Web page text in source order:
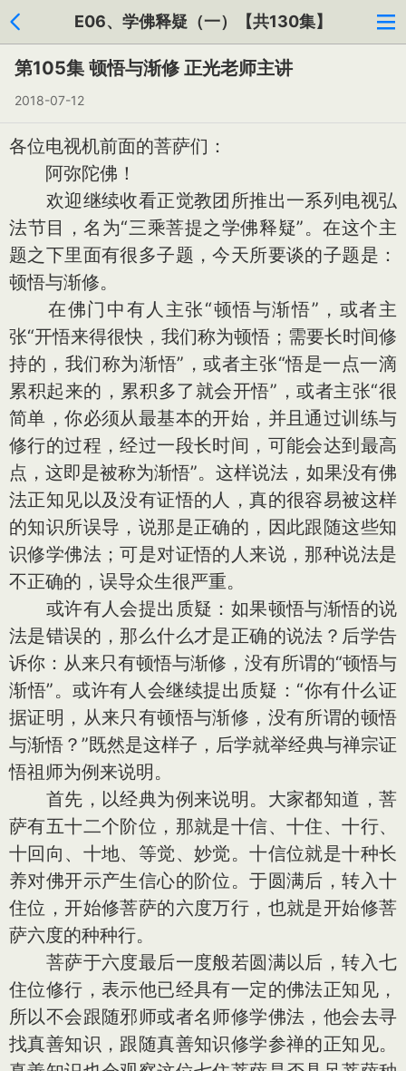
E06、学佛释疑（一）【共130集】
第105集 顿悟与渐修 正光老师主讲
2018-07-12
各位电视机前面的菩萨们：
阿弥陀佛！
欢迎继续收看正觉教团所推出一系列电视弘
法节目，名为“三乘菩提之学佛释疑”。在这个主
题之下里面有很多子题，今天所要谈的子题是：
顿悟与渐修。
在佛门中有人主张“顿悟与渐悟”，或者主
张“开悟来得很快，我们称为顿悟；需要长时间修
持的，我们称为渐悟”，或者主张“悟是一点一滴
累积起来的，累积多了就会开悟”，或者主张“很
简单，你必须从最基本的开始，并且通过训练与
修行的过程，经过一段长时间，可能会达到最高
点，这即是被称为渐悟”。这样说法，如果没有佛
法正知见以及没有证悟的人，真的很容易被这样
的知识所误导，说那是正确的，因此跟随这些知
识修学佛法；可是对证悟的人来说，那种说法是
不正确的，误导众生很严重。
或许有人会提出质疑：如果顿悟与渐悟的说
法是错误的，那么什么才是正确的说法？后学告
诉你：从来只有顿悟与渐修，没有所谓的“顿悟与
渐悟”。或许有人会继续提出质疑：“你有什么证
据证明，从来只有顿悟与渐修，没有所谓的顿悟
与渐悟？”既然是这样子，后学就举经典与禅宗证
悟祖师为例来说明。
首先，以经典为例来说明。大家都知道，菩
萨有五十二个阶位，那就是十信、十住、十行、
十回向、十地、等觉、妙觉。十信位就是十种长
养对佛开示产生信心的阶位。于圆满后，转入十
住位，开始修菩萨的六度万行，也就是开始修菩
萨六度的种种行。
菩萨于六度最后一度般若圆满以后，转入七
住位修行，表示他已经具有一定的佛法正知见，
所以不会跟随邪师或者名师修学佛法，他会去寻
找真善知识，跟随真善知识修学参禅的正知见。